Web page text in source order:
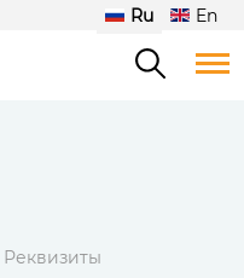
Ru En
Реквизиты